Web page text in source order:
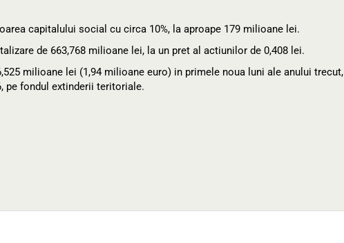
capitalului social cu circa 10%, la aproape 179 milioane lei.
de 663,768 milioane lei, la un pret al actiunilor de 0,408 lei.
milioane lei (1,94 milioane euro) in primele noua luni ale anului trecut,
pe fondul extinderii teritoriale.